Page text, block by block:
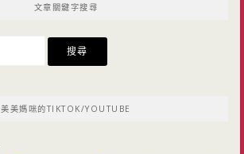
文章關鍵字搜尋
美美媽咪的TIKTOK/YOUTUBE